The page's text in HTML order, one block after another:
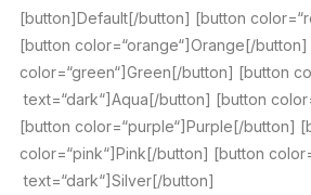
[button]Default[/button] [button
[button color=“orange“]Orange[/
color=“green“]Green[/button] [button
text=“dark“]Aqua[/button] [button
[button color=“purple“]Purple[/button]
color=“pink“]Pink[/button] [button
text=“dark“]Silver[/button]